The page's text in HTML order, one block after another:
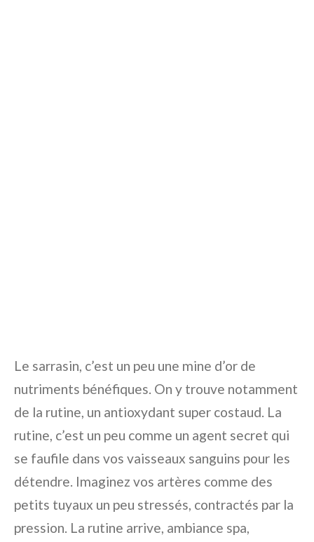
Le sarrasin, c’est un peu une mine d’or de
nutriments bénéfiques. On y trouve notamment
de la rutine, un antioxydant super costaud. La
rutine, c’est un peu comme un agent secret qui
se faufile dans vos vaisseaux sanguins pour les
détendre. Imaginez vos artères comme des
petits tuyaux un peu stressés, contractés par la
pression. La rutine arrive, ambiance spa,